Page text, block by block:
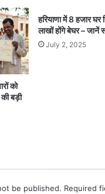
को
बड़ी
हरियाणा में 8 हजार घर
लाखों होंगे बेघर – जानें
July 2, 2025
be published. Required